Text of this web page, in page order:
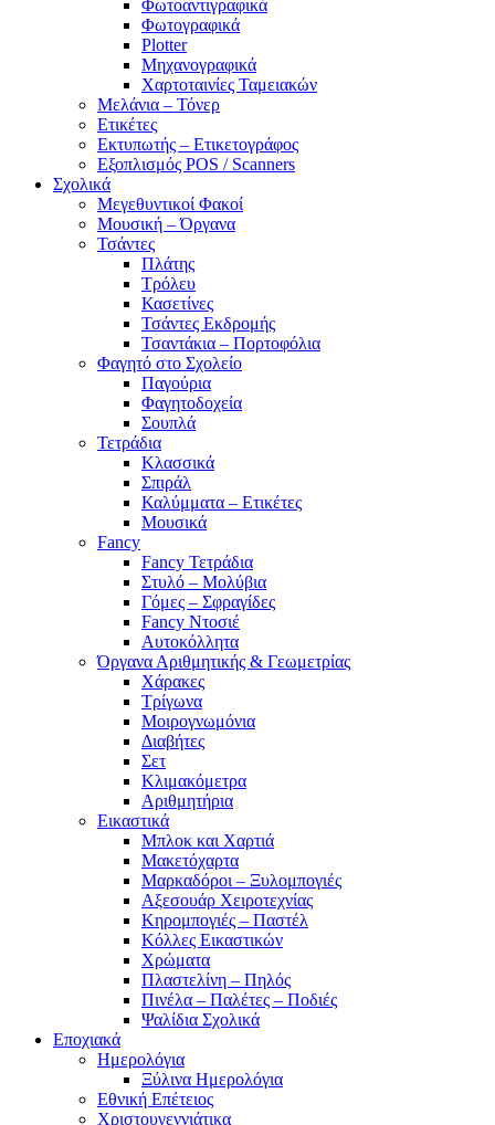
Φωτοαντιγραφικά
Φωτογραφικά
Plotter
Μηχανογραφικά
Χαρτοταινίες Ταμειακών
Μελάνια – Τόνερ
Ετικέτες
Εκτυπωτής – Ετικετογράφος
Εξοπλισμός POS / Scanners
Σχολικά
Μεγεθυντικοί Φακοί
Μουσική – Όργανα
Τσάντες
Πλάτης
Τρόλευ
Κασετίνες
Τσάντες Εκδρομής
Τσαντάκια – Πορτοφόλια
Φαγητό στο Σχολείο
Παγούρια
Φαγητοδοχεία
Σουπλά
Τετράδια
Κλασσικά
Σπιράλ
Καλύμματα – Ετικέτες
Μουσικά
Fancy
Fancy Τετράδια
Στυλό – Μολύβια
Γόμες – Σφραγίδες
Fancy Ντοσιέ
Αυτοκόλλητα
Όργανα Αριθμητικής & Γεωμετρίας
Χάρακες
Τρίγωνα
Mοιρογνωμόνια
Διαβήτες
Σετ
Κλιμακόμετρα
Αριθμητήρια
Εικαστικά
Μπλοκ και Χαρτιά
Μακετόχαρτα
Μαρκαδόροι – Ξυλομπογιές
Αξεσουάρ Χειροτεχνίας
Κηρομπογιές – Παστέλ
Κόλλες Εικαστικών
Χρώματα
Πλαστελίνη – Πηλός
Πινέλα – Παλέτες – Ποδιές
Ψαλίδια Σχολικά
Εποχιακά
Ημερολόγια
Ξύλινα Ημερολόγια
Εθνική Επέτειος
Χριστουγεννιάτικα